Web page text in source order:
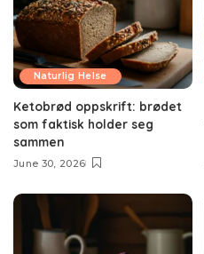
Naturlig Helse
Ketobrød oppskrift: brødet
som faktisk holder seg
sammen
June 30, 2026